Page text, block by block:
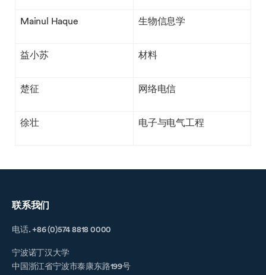
Mainul Haque 生物信息学
益小苏 材料
楚征 网络电信
徐壮 电子与电气工程
联系我们
电话. +86 (0)574 8818 0000
宁波诺丁汉大学
中国浙江省宁波市泰康东路199号